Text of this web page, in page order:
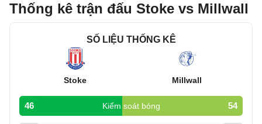
Thống kê trận đấu Stoke vs Millwall
SỐ LIỆU THỐNG KÊ
Stoke Millwall
46 Kiểm soát bóng 54